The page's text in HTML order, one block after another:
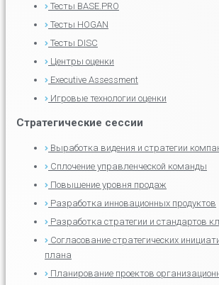
Тесты BASE.PRO
Тесты HOGAN
Тесты DISC
Центры оценки
Executive Assessment
Игровые технологии оценки
Стратегические сессии
Выработка видения и стратегии
Сплочение управленческой команды
Повышение уровня продаж
Разработка инновационных продуктов
Разработка стратегии и стандартов
Согласование стратегических
плана
Планирование проектов